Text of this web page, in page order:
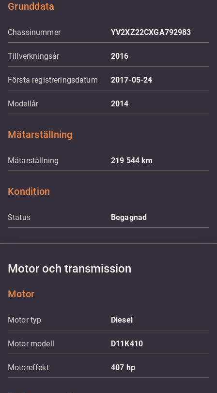
Grunddata
Chassinummer YV2XZ22CXGA792983
Tillverkningsår 2016
Första registreringsdatum 2017-05-24
Modellår 2014
Mätarställning
Mätarställning 219 544km
Kondition
Status Begagnad
Motor och transmission
Motor
Motor typ Diesel
Motor modell D11K410
Motoreffekt 407 hp